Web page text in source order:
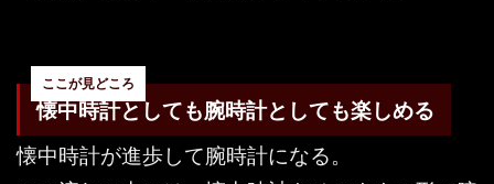
懐中時計としても腕時計としても楽しめる
懐中時計が進歩して腕時計になる。